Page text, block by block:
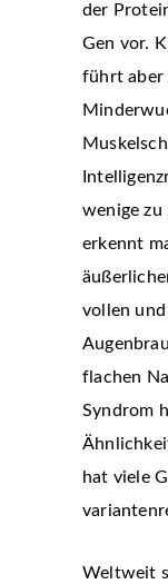
der
Gen vor.
führt aber
wenige zu
erkennt
vollen und
flachen
Syndrom
hat viele
Weltweit